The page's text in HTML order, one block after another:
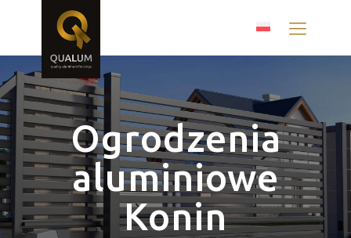
Ogrodzenia
aluminiowe
Konin